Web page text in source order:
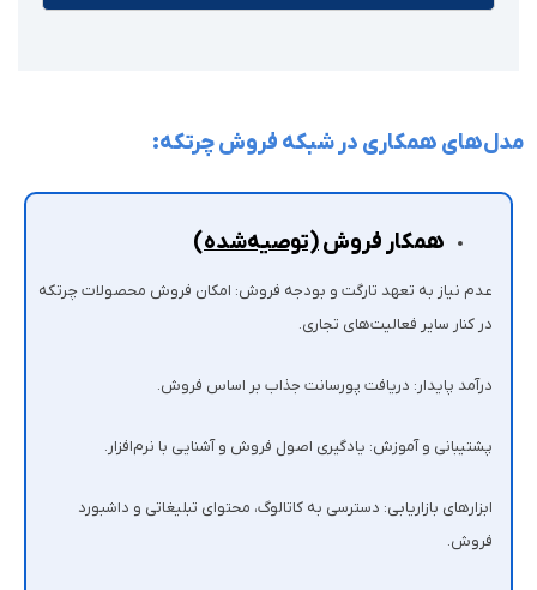
مدل‌های همکاری در شبکه فروش چرتکه:
همکار فروش(توصیه‌شده)
عدم نیاز به تعهد تارگت و بودجه فروش: امکان فروش محصولات چرتکه
در کنار سایر فعالیت‌های تجاری.
درآمد پایدار: دریافت پورسانت جذاب بر اساس فروش.
پشتیبانی و آموزش: یادگیری اصول فروش و آشنایی با نرم‌افزار.
ابزارهای بازاریابی: دسترسی به کاتالوگ، محتوای تبلیغاتی و داشبورد
فروش.